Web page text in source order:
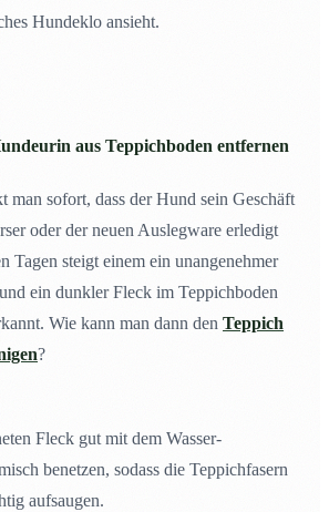
Hundeklo ansieht.
aus Teppichboden entfernen
man sofort, dass der Hund sein Geschäft
oder der neuen Auslegware erledigt
Tagen steigt einem ein unangenehmer
ein dunkler Fleck im Teppichboden
Wie kann man dann den Teppich
?
Fleck gut mit dem Wasser-
benetzen, sodass die Teppichfasern
aufsaugen.